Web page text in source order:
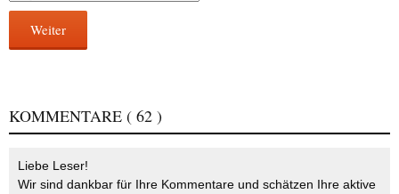
Weiter
KOMMENTARE ( 62 )
Liebe Leser!
Wir sind dankbar für Ihre Kommentare und schätzen Ihre aktive